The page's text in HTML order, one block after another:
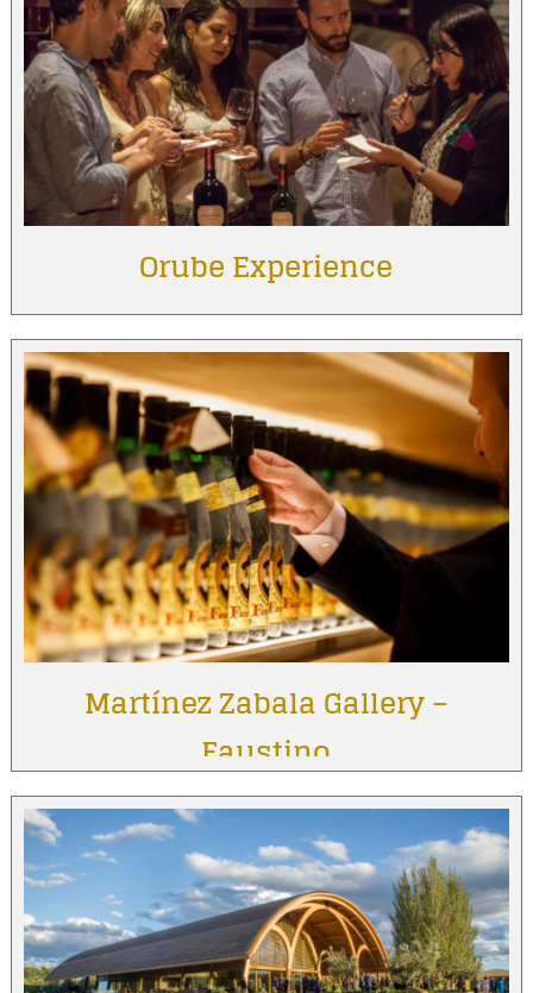
Orube Experience
Martínez Zabala Gallery –
Faustino